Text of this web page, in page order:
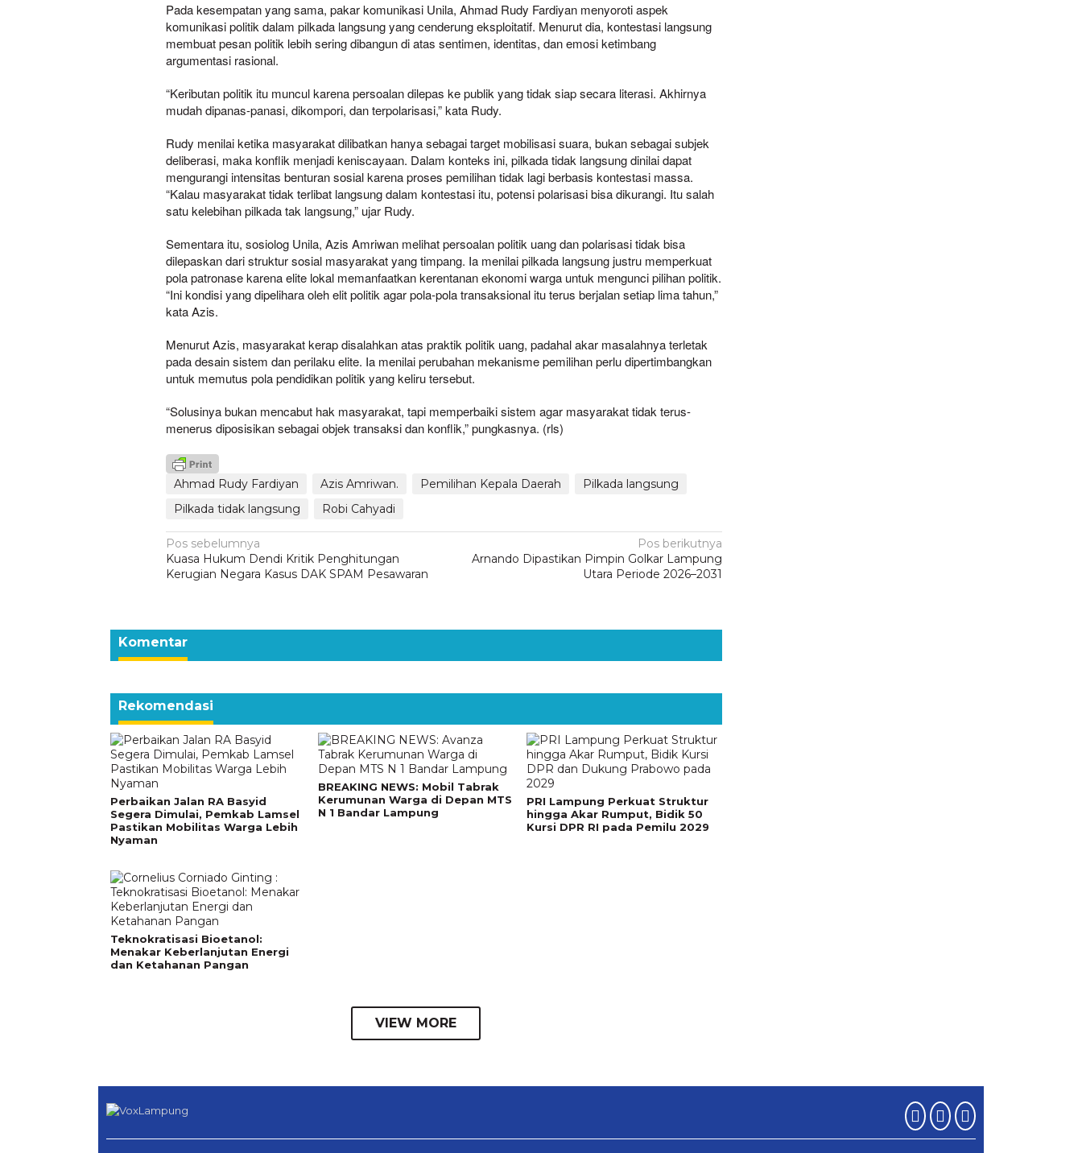
Pada kesempatan yang sama, pakar komunikasi Unila, Ahmad Rudy Fardiyan menyoroti aspek
komunikasi politik dalam pilkada langsung yang cenderung eksploitatif. Menurut dia, kontestasi langsung
membuat pesan politik lebih sering dibangun di atas sentimen, identitas, dan emosi ketimbang
argumentasi rasional.
“Keributan politik itu muncul karena persoalan dilepas ke publik yang tidak siap secara literasi. Akhirnya
mudah dipanas-panasi, dikompori, dan terpolarisasi,” kata Rudy.
Rudy menilai ketika masyarakat dilibatkan hanya sebagai target mobilisasi suara, bukan sebagai subjek
deliberasi, maka konflik menjadi keniscayaan. Dalam konteks ini, pilkada tidak langsung dinilai dapat
mengurangi intensitas benturan sosial karena proses pemilihan tidak lagi berbasis kontestasi massa.
“Kalau masyarakat tidak terlibat langsung dalam kontestasi itu, potensi polarisasi bisa dikurangi. Itu salah
satu kelebihan pilkada tak langsung,” ujar Rudy.
Sementara itu, sosiolog Unila, Azis Amriwan melihat persoalan politik uang dan polarisasi tidak bisa
dilepaskan dari struktur sosial masyarakat yang timpang. Ia menilai pilkada langsung justru memperkuat
pola patronase karena elite lokal memanfaatkan kerentanan ekonomi warga untuk mengunci pilihan politik.
“Ini kondisi yang dipelihara oleh elit politik agar pola-pola transaksional itu terus berjalan setiap lima tahun,”
kata Azis.
Menurut Azis, masyarakat kerap disalahkan atas praktik politik uang, padahal akar masalahnya terletak
pada desain sistem dan perilaku elite. Ia menilai perubahan mekanisme pemilihan perlu dipertimbangkan
untuk memutus pola pendidikan politik yang keliru tersebut.
“Solusinya bukan mencabut hak masyarakat, tapi memperbaiki sistem agar masyarakat tidak terus-
menerus diposisikan sebagai objek transaksi dan konflik,” pungkasnya. (rls)
Ahmad Rudy Fardiyan Azis Amriwan. Pemilihan Kepala Daerah
Pilkada langsung
Pilkada tidak langsung
Robi Cahyadi
Navigasi
pos
Pos sebelumnya
Kuasa Hukum Dendi Kritik Penghitungan
Kerugian Negara Kasus DAK SPAM Pesawaran
Pos berikutnya
Arnando Dipastikan Pimpin Golkar Lampung
Utara Periode 2026–2031
Komentar
Rekomendasi
Perbaikan Jalan RA Basyid
Segera Dimulai, Pemkab Lamsel
Pastikan Mobilitas Warga Lebih
Nyaman
BREAKING NEWS: Mobil Tabrak
Kerumunan Warga di Depan MTS
N 1 Bandar Lampung
PRI Lampung Perkuat Struktur
hingga Akar Rumput, Bidik 50
Kursi DPR RI pada Pemilu 2029
Teknokratisasi Bioetanol:
Menakar Keberlanjutan Energi
dan Ketahanan Pangan
VIEW MORE